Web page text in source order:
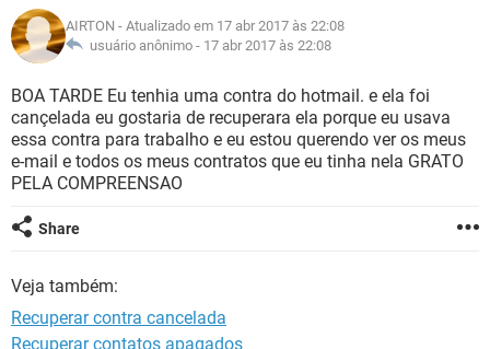
GUIA DE COMPRAS
INSTAGRAM GMAIL
GUIA DE COMPRAS
CELULAR
OUTLOOK EXCEL
INSTAGRAM GMAIL
GUIA DE COMPRAS
JOGOS WHATSAPP
CELULAR
OUTLOOK EXCEL
INSTAGRAM GMAIL
GUIA DE COMPRAS
GLOSSÁRIO
JOGOS WHATSAPP
CELULAR FACEBOOK
OUTLOOK EXCEL
GUIA DE COMPRAS
AIRTON - Atualizado em 17 abr 2017 às 22:08
usuário anônimo - 17 abr 2017 às 22:08
BOA TARDE Eu tenhia uma contra do hotmail. e ela foi
cançelada eu gostaria de recuperara ela porque eu usava
essa contra para trabalho e eu estou querendo ver os meus
e-mail e todos os meus contratos que eu tinha nela GRATO
PELA COMPREENSAO
Share
Veja também:
Recuperar contra cancelada
Recuperar contatos apagados